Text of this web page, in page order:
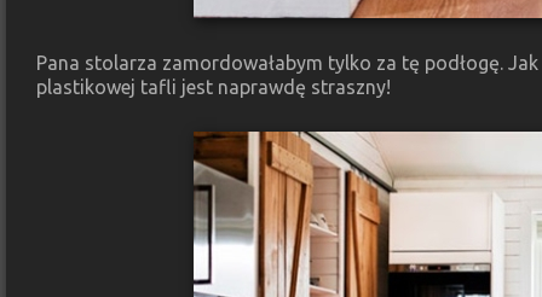
Pana stolarza zamordowałabym tylko za tę podłogę.
plastikowej tafli jest naprawdę straszny!